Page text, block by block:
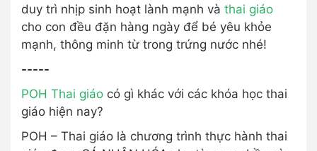
duy trì nhịp sinh hoạt lành mạnh và thai giáo
cho con đều đặn hàng ngày để bé yêu khỏe
mạnh, thông minh từ trong trứng nước nhé!
-----
POH Thai giáo có gì khác với các khóa học thai
giáo hiện nay?
POH – Thai giáo là chương trình thực hành thai